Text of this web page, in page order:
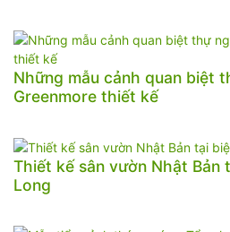
Những mẫu cảnh quan biệt
Greenmore thiết kế
Thiết kế sân vườn Nhật Bản
Long